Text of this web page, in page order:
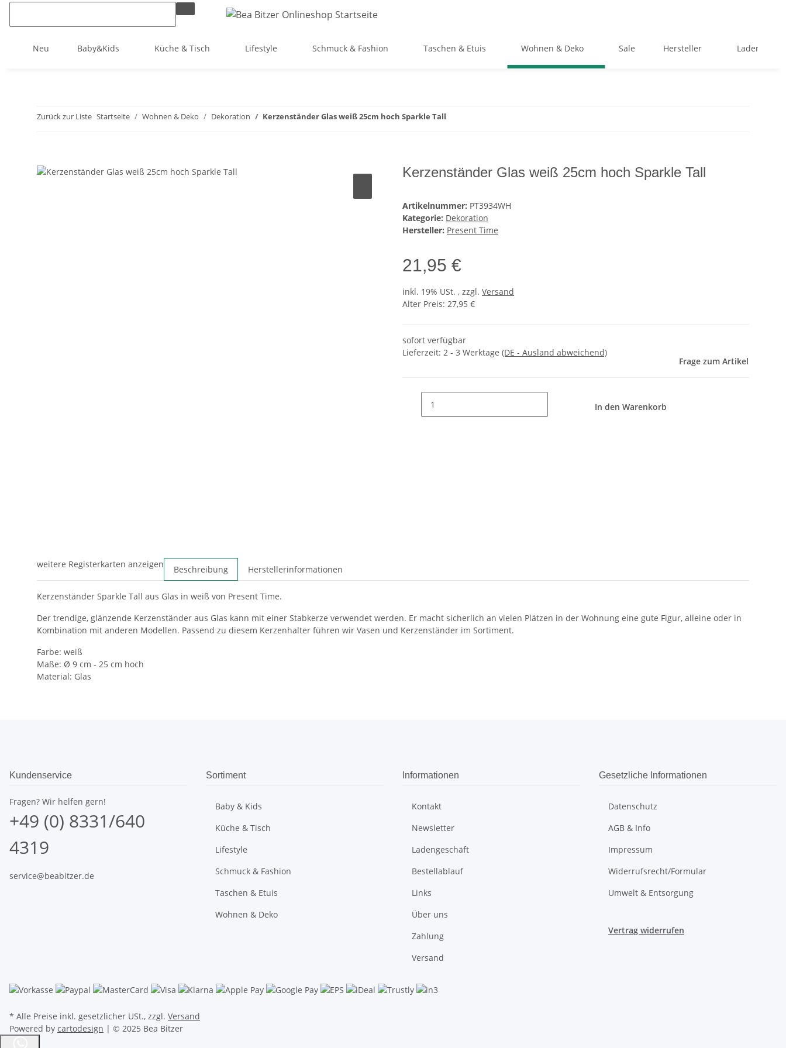
Neu Baby&Kids Küche & Tisch Lifestyle Schmuck & Fashion Taschen & Etuis Wohnen & Deko Sale Hersteller
Zurück zur Liste Startseite Wohnen & Deko Dekoration Kerzenständer Glas weiß 25cm hoch Sparkle Tall
Kerzenständer Glas weiß 25cm hoch Sparkle Tall
Artikelnummer: PT3934WH
Kategorie: Dekoration
Hersteller: Present Time
21,95 €
inkl. 19% USt. , zzgl. Versand
Alter Preis: 27,95 €
sofort verfügbar
Lieferzeit: 2 - 3 Werktage (DE - Ausland abweichend)
Frage zum Artikel
In den Warenkorb
weitere Registerkarten anzeigen Beschreibung Herstellerinformationen
Kerzenständer Sparkle Tall aus Glas in weiß von Present Time.
Der trendige, glänzende Kerzenständer aus Glas kann mit einer Stabkerze verwendet werden. Er macht sicherlich an vielen Plätzen in der Wohnung eine gute Figur, alleine oder in
Kombination mit anderen Modellen. Passend zu diesem Kerzenhalter führen wir Vasen und Kerzenständer im Sortiment.
Farbe: weiß
Maße: Ø 9 cm - 25 cm hoch
Material: Glas
Kundenservice
Fragen? Wir helfen gern!
+49 (0) 8331/640
4319
service@beabitzer.de
Sortiment
Baby & Kids
Küche & Tisch
Lifestyle
Schmuck & Fashion
Taschen & Etuis
Wohnen & Deko
Informationen
Kontakt
Newsletter
Ladengeschäft
Bestellablauf
Links
Über uns
Zahlung
Versand
Gesetzliche Informationen
Datenschutz
AGB & Info
Impressum
Widerrufsrecht/Formular
Umwelt & Entsorgung
Vertrag widerrufen
* Alle Preise inkl. gesetzlicher USt., zzgl. Versand
Powered by cartodesign | © 2025 Bea Bitzer